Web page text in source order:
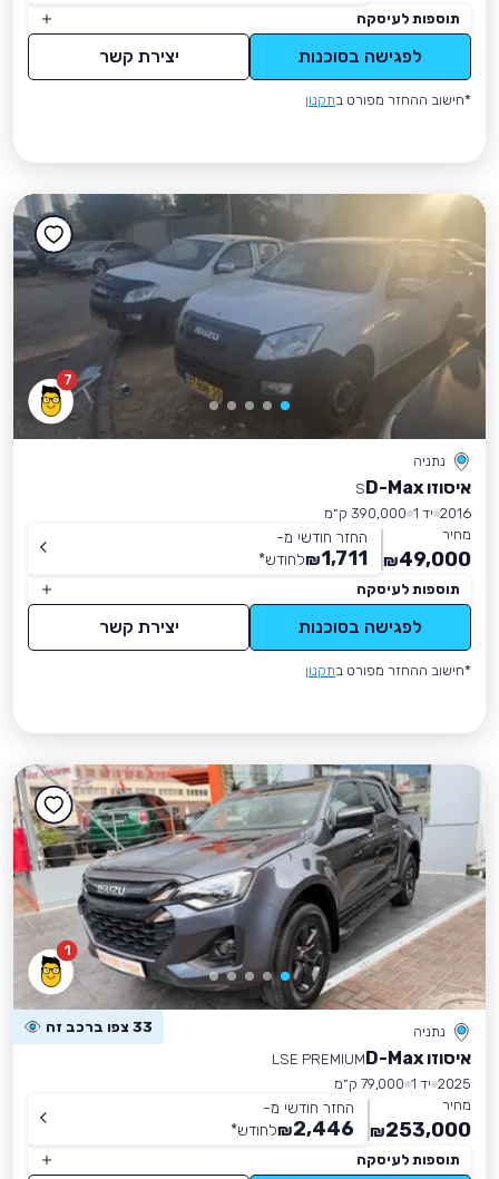
תוספות לעיסקה
לפגישה בסוכנות יצירת קשר
*חישוב ההחזר מפורט בתקנון
7
נתניה
איסוזו D-Max
S
2016 יד 1
390,000 ק״מ
מחיר
49,000
₪
החזר חודשי מ-
1,711
₪לחודש*
תוספות לעיסקה
לפגישה בסוכנות יצירת קשר
*חישוב ההחזר מפורט בתקנון
1
נתניה 33 צפו ברכב זה
איסוזו D-Max
LSE PREMIUM
2025 יד 1
79,000 ק״מ
מחיר
253,000
₪
החזר חודשי מ-
2,446
₪לחודש*
תוספות לעיסקה